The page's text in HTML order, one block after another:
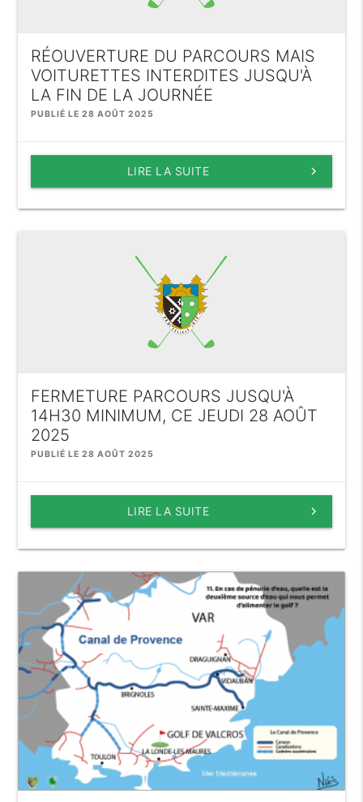
RÉOUVERTURE DU PARCOURS MAIS
VOITURETTES INTERDITES JUSQU'À
LA FIN DE LA JOURNÉE
PUBLIÉ LE 28 AOÛT 2025
keyboard_arrow_right
LIRE LA SUITE
FERMETURE PARCOURS JUSQU'À
14H30 MINIMUM, CE JEUDI 28 AOÛT
2025
PUBLIÉ LE 28 AOÛT 2025
keyboard_arrow_right
LIRE LA SUITE